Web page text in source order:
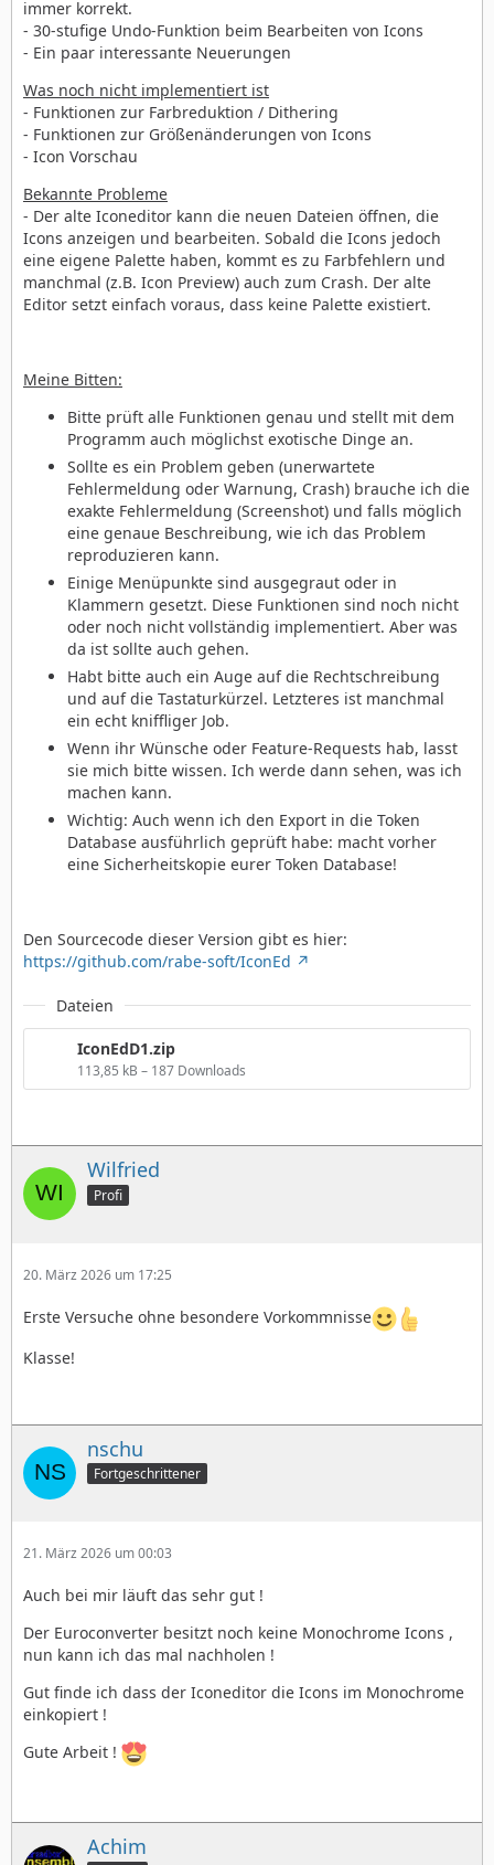
immer korrekt.
- 30-stufige Undo-Funktion beim Bearbeiten von Icons
- Ein paar interessante Neuerungen
Was noch nicht implementiert ist
- Funktionen zur Farbreduktion / Dithering
- Funktionen zur Größenänderungen von Icons
- Icon Vorschau
Bekannte Probleme
- Der alte Iconeditor kann die neuen Dateien öffnen, die
Icons anzeigen und bearbeiten. Sobald die Icons jedoch
eine eigene Palette haben, kommt es zu Farbfehlern und
manchmal (z.B. Icon Preview) auch zum Crash. Der alte
Editor setzt einfach voraus, dass keine Palette existiert.
Meine Bitten:
Bitte prüft alle Funktionen genau und stellt mit dem
Programm auch möglichst exotische Dinge an.
Sollte es ein Problem geben (unerwartete
Fehlermeldung oder Warnung, Crash) brauche ich die
exakte Fehlermeldung (Screenshot) und falls möglich
eine genaue Beschreibung, wie ich das Problem
reproduzieren kann.
Einige Menüpunkte sind ausgegraut oder in
Klammern gesetzt. Diese Funktionen sind noch nicht
oder noch nicht vollständig implementiert. Aber was
da ist sollte auch gehen.
Habt bitte auch ein Auge auf die Rechtschreibung
und auf die Tastaturkürzel. Letzteres ist manchmal
ein echt kniffliger Job.
Wenn ihr Wünsche oder Feature-Requests hab, lasst
sie mich bitte wissen. Ich werde dann sehen, was ich
machen kann.
Wichtig: Auch wenn ich den Export in die Token
Database ausführlich geprüft habe: macht vorher
eine Sicherheitskopie eurer Token Database!
Den Sourcecode dieser Version gibt es hier:
https://github.com/rabe-soft/IconEd
Dateien
IconEdD1.zip
113,85 kB – 187 Downloads
Wilfried
Profi
20. März 2026 um 17:25
Erste Versuche ohne besondere Vorkommnisse
Klasse!
nschu
Fortgeschrittener
21. März 2026 um 00:03
Auch bei mir läuft das sehr gut !
Der Euroconverter besitzt noch keine Monochrome Icons ,
nun kann ich das mal nachholen !
Gut finde ich dass der Iconeditor die Icons im Monochrome
einkopiert !
Gute Arbeit !
Achim